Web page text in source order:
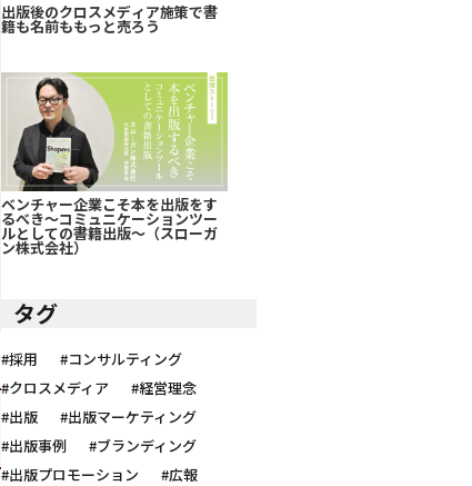
出版後のクロスメディア施策で書
籍も名前ももっと売ろう
ベンチャー企業こそ本を出版をす
るべき～コミュニケーションツー
ルとしての書籍出版～（スローガ
ン株式会社）
タグ
#採用
#コンサルティング
#クロスメディア
#経営理念
#出版
#出版マーケティング
#出版事例
#ブランディング
#出版プロモーション
#広報